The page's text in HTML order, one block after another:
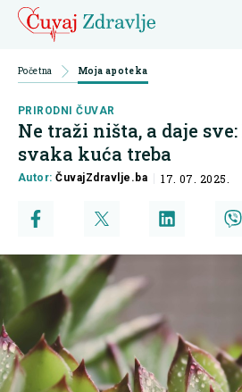
Početna Moja apoteka
PRIRODNI ČUVAR
Ne traži ništa, a daje
svaka kuća treba
Autor:ČuvajZdravlje.ba 17. 07. 2025.